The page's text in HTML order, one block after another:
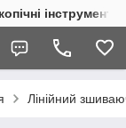
інструменти
Лінійний